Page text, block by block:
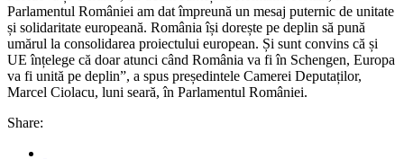
Parlamentul României am dat împreună un mesaj puternic de unitate
și solidaritate europeană. România își dorește pe deplin să pună
umărul la consolidarea proiectului european. Și sunt convins că și
UE înțelege că doar atunci când România va fi în Schengen, Europa
va fi unită pe deplin”, a spus președintele Camerei Deputaților,
Marcel Ciolacu, luni seară, în Parlamentul României.
Share: